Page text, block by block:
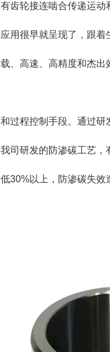
齿轮接连啮合传递运动
用很早就呈现了，跟
、高速、高精度和杰
过程控制手段。通过
司研发的防渗碳工艺
30%以上，防渗碳失效